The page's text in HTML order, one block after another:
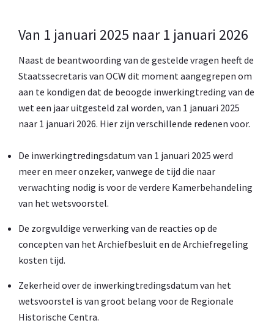
Van 1 januari 2025 naar 1 januari 2026
Naast de beantwoording van de gestelde vragen heeft de
Staatssecretaris van OCW dit moment aangegrepen om
aan te kondigen dat de beoogde inwerkingtreding van de
wet een jaar uitgesteld zal worden, van 1 januari 2025
naar 1 januari 2026. Hier zijn verschillende redenen voor.
De inwerkingtredingsdatum van 1 januari 2025 werd
meer en meer onzeker, vanwege de tijd die naar
verwachting nodig is voor de verdere Kamerbehandeling
van het wetsvoorstel.
De zorgvuldige verwerking van de reacties op de
concepten van het Archiefbesluit en de Archiefregeling
kosten tijd.
Zekerheid over de inwerkingtredingsdatum van het
wetsvoorstel is van groot belang voor de Regionale
Historische Centra.